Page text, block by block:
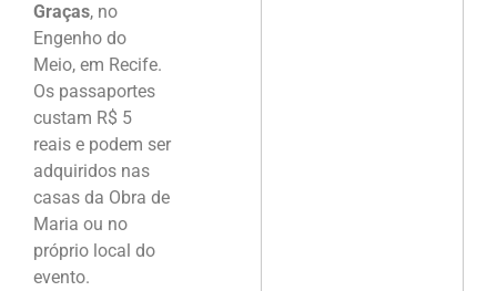
Graças, no
Engenho do
Meio, em Recife.
Os passaportes
custam R$ 5
reais e podem ser
adquiridos nas
casas da Obra de
Maria ou no
próprio local do
evento.